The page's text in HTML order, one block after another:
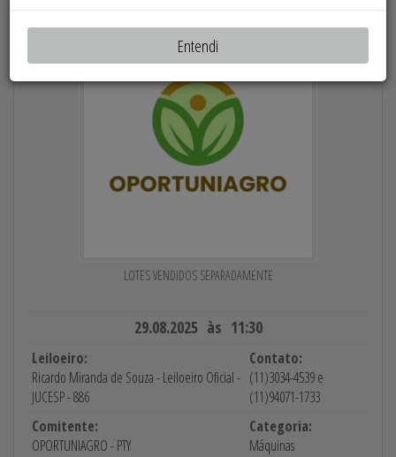
LOTES VENDIDOS SEPARADAMENTE
29.08.2025 às 11:30
Leiloeiro:
Ricardo Miranda de Souza - Leiloeiro Oficial -
JUCESP - 886
Contato:
(11)3034-4539 e
(11)94071-1733
Comitente:
OPORTUNIAGRO - PTY
Categoria:
Máquinas
Entendi